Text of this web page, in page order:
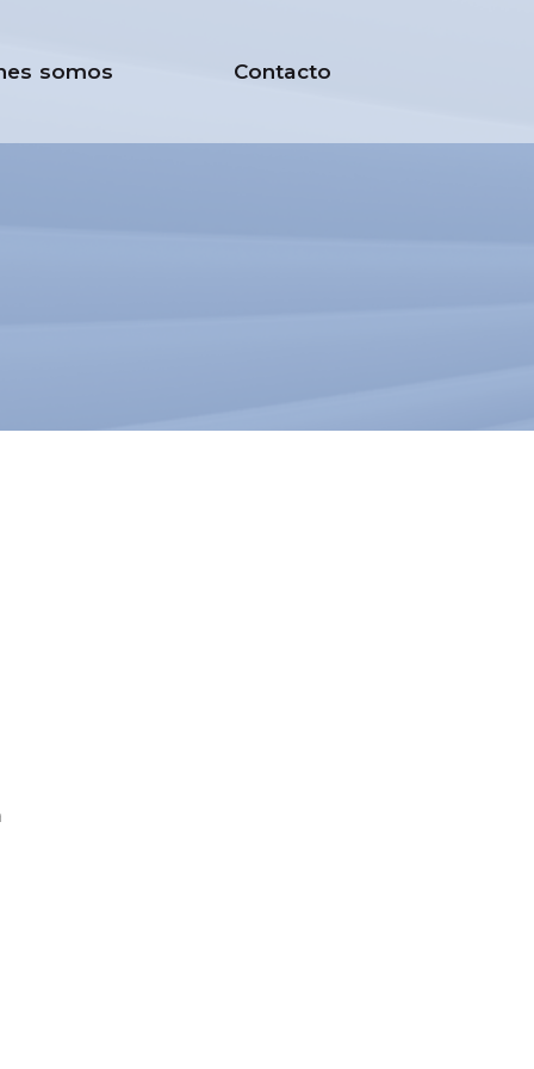
somos Contacto